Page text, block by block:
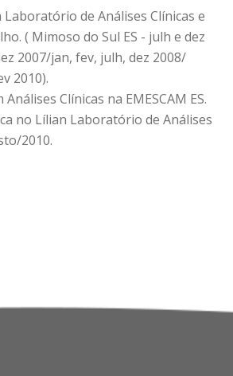
de Análises Clínicas e
( Mimoso do Sul ES - julh e dez
2007/jan, fev, julh, dez 2008/
2010).
Clínicas na EMESCAM ES.
no Lílian Laboratório de Análises
2010.